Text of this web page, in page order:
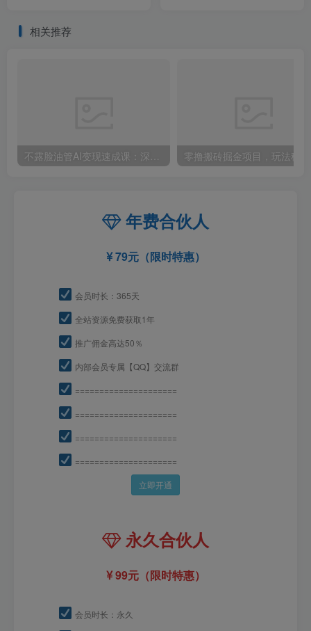
相关推荐
不露脸油管AI变现速成课：深挖高CPM盈利领域，零出镜打造YouTube稳定收益账号
年费合伙人
79元（限时特惠）
会员时长：365天
全站资源免费获取1年
推广佣金高达50％
内部会员专属【QQ】交流群
=====================
=====================
=====================
=====================
立即开通
永久合伙人
99元（限时特惠）
会员时长：永久